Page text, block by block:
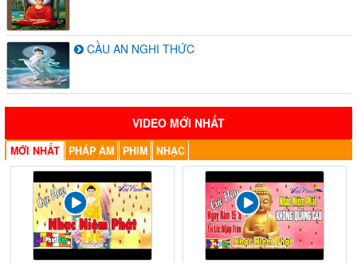
CẦU AN NGHI THỨC
VIDEO MỚI NHẤT
MỚI NHẤT PHÁP ÂM PHIM NHẠC